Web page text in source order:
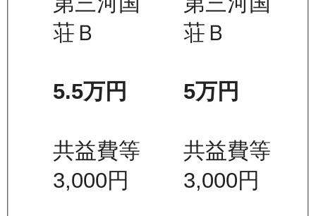
荘Ｂ
5.5万円
共益費等
3,000円
荘Ｂ
5万円
共益費等
3,000円